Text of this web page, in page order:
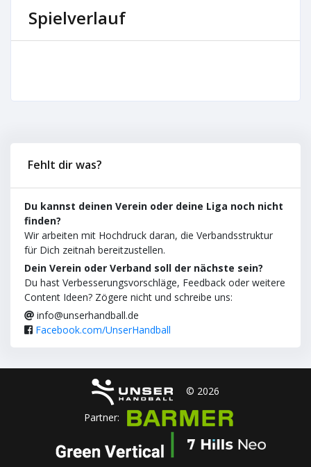
Spielverlauf
Fehlt dir was?
Du kannst deinen Verein oder deine Liga noch nicht
finden?
Wir arbeiten mit Hochdruck daran, die Verbandsstruktur
für Dich zeitnah bereitzustellen.
Dein Verein oder Verband soll der nächste sein?
Du hast Verbesserungsvorschläge, Feedback oder weitere
Content Ideen? Zögere nicht und schreibe uns:
info@unserhandball.de
Facebook.com/UnserHandball
© 2026
Partner: